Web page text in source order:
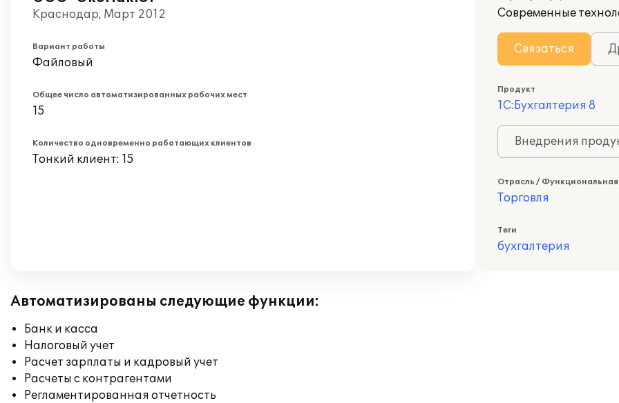
Краснодар, Март 2012
Вариант работы
Файловый
Общее число автоматизированных рабочих мест
15
Количество одновременно работающих клиентов
Тонкий клиент: 15
Современные
Связаться
Продукт
1С:Бухгалтерия 8
Внедрения
Отрасль / Функциональная
Торговля
Теги
бухгалтерия
Автоматизированы следующие функции:
Банк и касса
Налоговый учет
Расчет зарплаты и кадровый учет
Расчеты с контрагентами
Регламентированная отчетность